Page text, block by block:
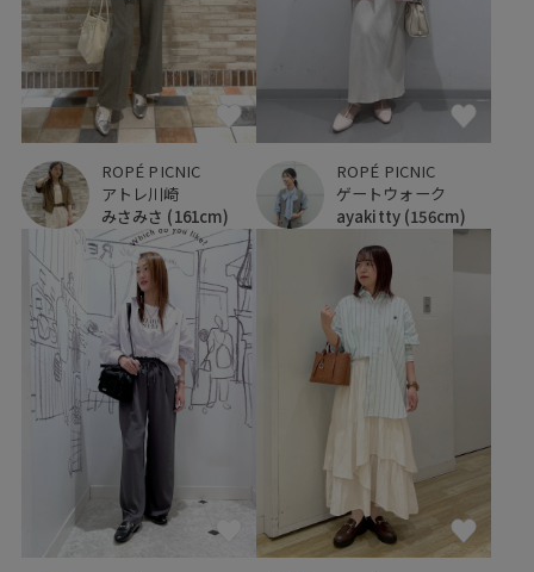
ROPÉ PICNIC
アトレ川崎
みさみさ (161cm)
ROPÉ PICNIC
ゲートウォーク
ayakitty (156cm)